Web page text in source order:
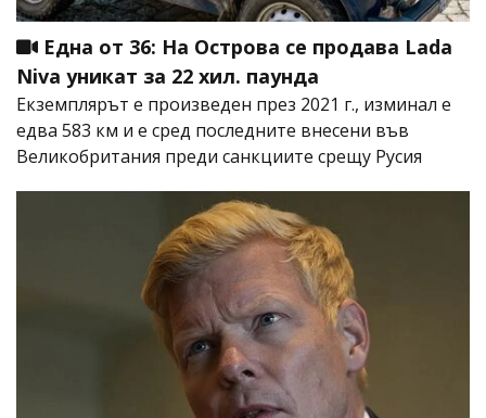
Една от 36: На Острова се продава Lada
Niva уникат за 22 хил. паунда
Екземплярът е произведен през 2021 г., изминал е
едва 583 км и е сред последните внесени във
Великобритания преди санкциите срещу Русия